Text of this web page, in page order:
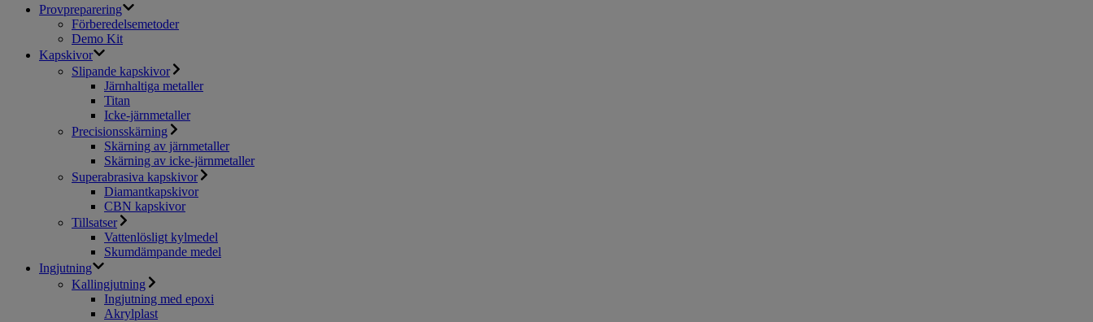
Provpreparering
Förberedelsemetoder
Demo Kit
Kapskivor
Slipande kapskivor
Järnhaltiga metaller
Titan
Icke-järnmetaller
Precisionsskärning
Skärning av järnmetaller
Skärning av icke-järnmetaller
Superabrasiva kapskivor
Diamantkapskivor
CBN kapskivor
Tillsatser
Vattenlösligt kylmedel
Skumdämpande medel
Ingjutning
Kallingjutning
Ingjutning med epoxi
Akrylplast